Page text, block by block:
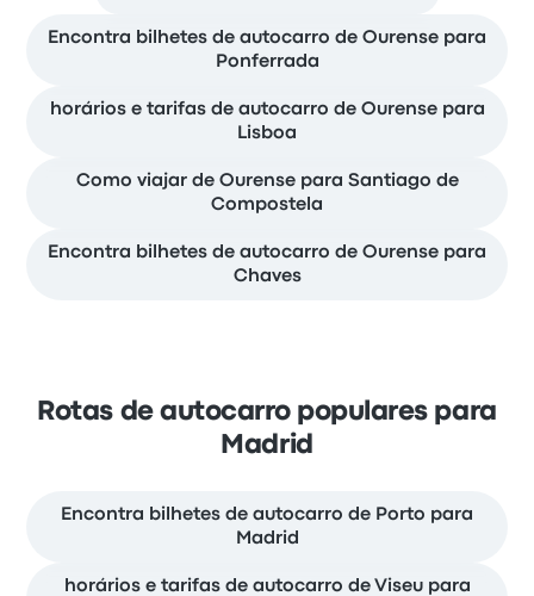
Encontra bilhetes de autocarro de Ourense para
Ponferrada
horários e tarifas de autocarro de Ourense para
Lisboa
Como viajar de Ourense para Santiago de
Compostela
Encontra bilhetes de autocarro de Ourense para
Chaves
Rotas de autocarro populares para
Madrid
Encontra bilhetes de autocarro de Porto para
Madrid
horários e tarifas de autocarro de Viseu para